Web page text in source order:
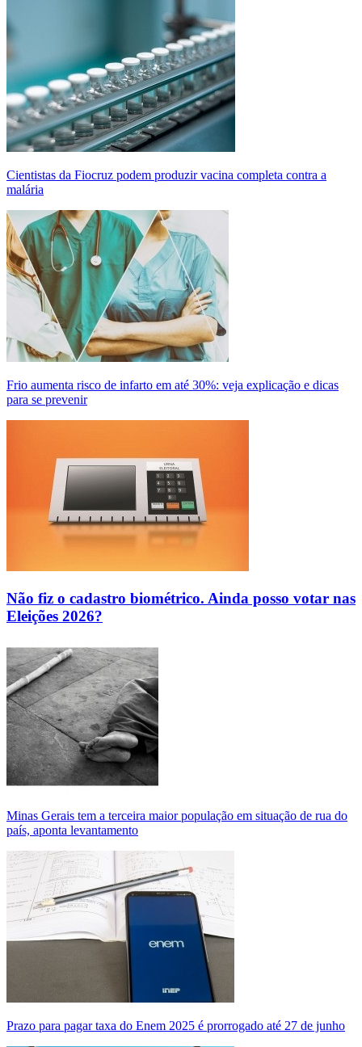
Cientistas da Fiocruz podem produzir vacina completa contra a
malária
Frio aumenta risco de infarto em até 30%: veja explicação e dicas
para se prevenir
Não fiz o cadastro biométrico. Ainda posso votar nas
Eleições 2026?
Minas Gerais tem a terceira maior população em situação de rua do
país, aponta levantamento
Prazo para pagar taxa do Enem 2025 é prorrogado até 27 de junho